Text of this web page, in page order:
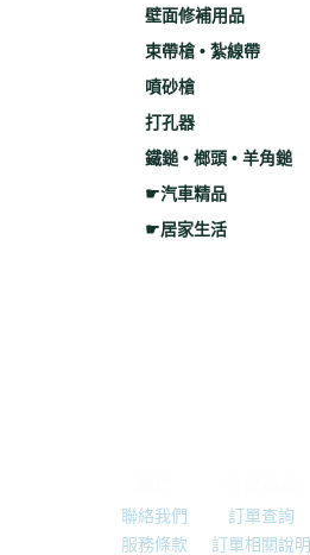
壁面修補用品
束帶槍 • 紮線帶
噴砂槍
打孔器
鐵鎚 • 榔頭 • 羊角鎚
☛汽車精品
☛居家生活
聯絡我們
服務條款
訂單查詢
訂單相關說明